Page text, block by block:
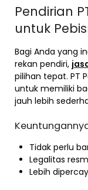
Pendirian
untuk
Bagi Anda yang
rekan pendiri,
pilihan tepat. PT
untuk memiliki
jauh lebih
Tidak perlu
Legalitas
Lebih